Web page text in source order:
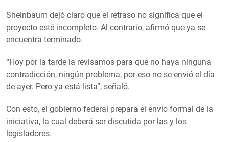
Sheinbaum dejó claro que el retraso no significa que el
proyecto esté incompleto. Al contrario, afirmó que ya se
encuentra terminado.
“Hoy por la tarde la revisamos para que no haya ninguna
contradicción, ningún problema, por eso no se envió el día
de ayer. Pero ya está lista”, señaló.
Con esto, el gobierno federal prepara el envío formal de la
iniciativa, la cual deberá ser discutida por las y los
legisladores.